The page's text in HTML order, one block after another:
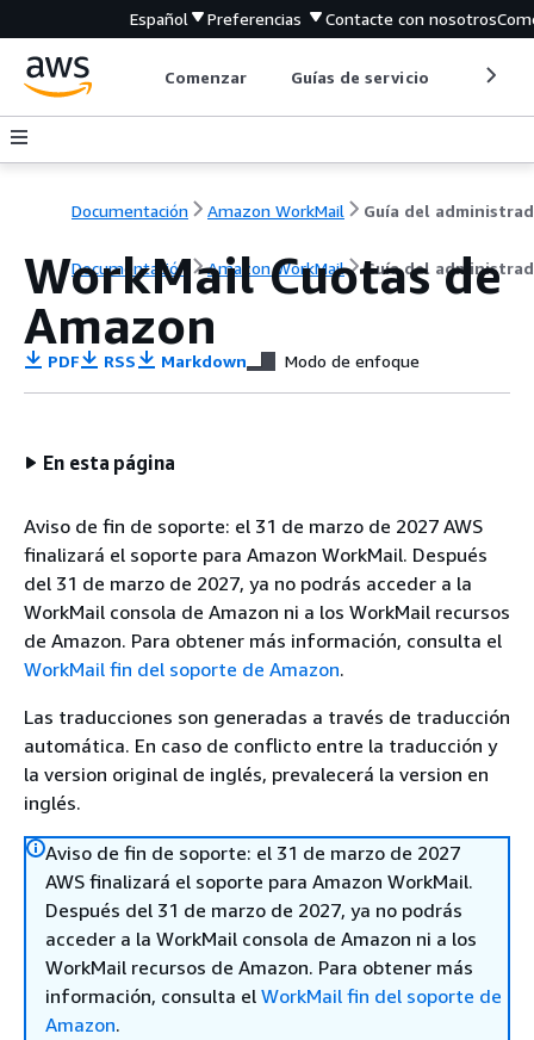
Español Preferencias Contacte con nosotros
Comenzar Guías de servicio
Documentación Amazon WorkMail Guía del
Documentación Amazon WorkMail Guía del
WorkMail Cuotas de
Amazon
PDF RSS Markdown Modo de enfoque
En esta página
Aviso de fin de soporte: el 31 de marzo de 2027 AWS
finalizará el soporte para Amazon WorkMail. Después
del 31 de marzo de 2027, ya no podrás acceder a la
WorkMail consola de Amazon ni a los WorkMail recursos
de Amazon. Para obtener más información, consulta el
WorkMail fin del soporte de Amazon.
Las traducciones son generadas a través de traducción
automática. En caso de conflicto entre la traducción y
la version original de inglés, prevalecerá la version en
inglés.
Aviso de fin de soporte: el 31 de marzo de 2027
AWS finalizará el soporte para Amazon WorkMail.
Después del 31 de marzo de 2027, ya no podrás
acceder a la WorkMail consola de Amazon ni a los
WorkMail recursos de Amazon. Para obtener más
información, consulta el WorkMail fin del soporte de
Amazon.